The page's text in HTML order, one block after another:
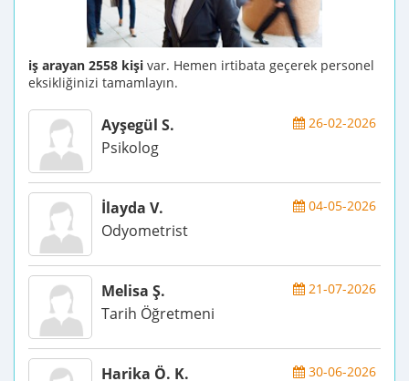
iş arayan 2558 kişi var. Hemen irtibata geçerek personel
eksikliğinizi tamamlayın.
26-02-2026
Ayşegül S.
Psikolog
04-05-2026
İlayda V.
Odyometrist
21-07-2026
Melisa Ş.
Tarih Öğretmeni
30-06-2026
Harika Ö. K.